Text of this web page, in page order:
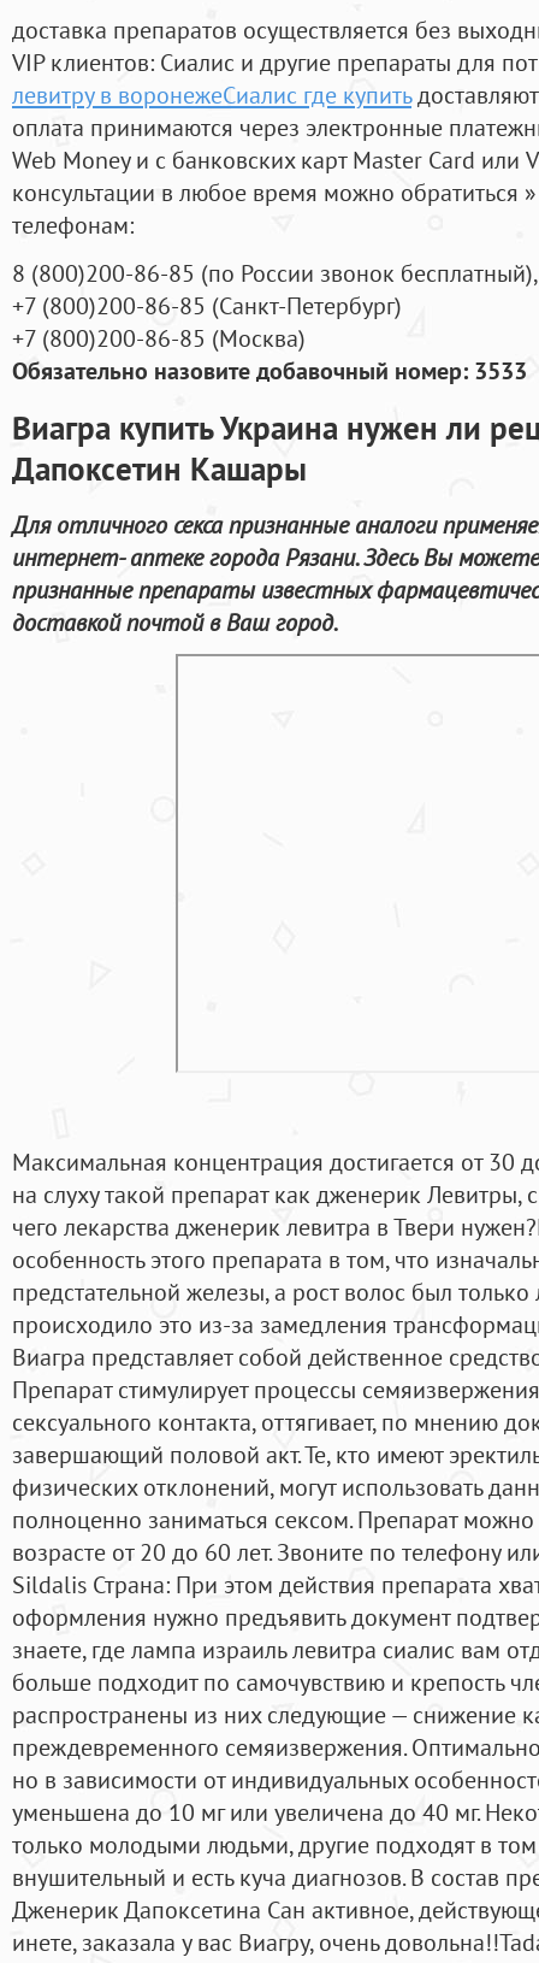
доставка препаратов осуществляется без
VIP клиентов: Сиалис и другие препараты для
левитру в воронежеСиалис где купить
оплата принимаются через электронные
Web Money и с банковских карт Master Card или
консультации в любое время можно обратиться
телефонам:
8 (800)200-86-85 (по России звонок бесплатный),
+7 (800)200-86-85 (Санкт-Петербург)
+7 (800)200-86-85 (Москва)
Обязательно назовите добавочный номер: 3533
Виагра купить Украина нужен ли
Дапоксетин Кашары
Для отличного секса признанные аналоги
интернет- аптеке города Рязани. Здесь Вы
признанные препараты известных
доставкой почтой в Ваш город.
Максимальная концентрация достигается от 30
на слуху такой препарат как дженерик Левитры,
чего лекарства дженерик левитра в Твери
особенность этого препарата в том, что
предстательной железы, а рост волос был
происходило это из-за замедления
Виагра представляет собой действенное
Препарат стимулирует процессы
сексуального контакта, оттягивает, по мнению
завершающий половой акт. Те, кто имеют
физических отклонений, могут использовать
полноценно заниматься сексом. Препарат
возрасте от 20 до 60 лет. Звоните по телефону
Sildalis Страна: При этом действия препарата
оформления нужно предъявить документ
знаете, где лампа израиль левитра сиалис вам
больше подходит по самочувствию и крепость
распространены из них следующие — снижение
преждевременного семяизвержения.
но в зависимости от индивидуальных
уменьшена до 10 мг или увеличена до 40 мг.
только молодыми людьми, другие подходят в том
внушительный и есть куча диагнозов. В состав
Дженерик Дапоксетина Сан активное,
инете, заказала у вас Виагру, очень